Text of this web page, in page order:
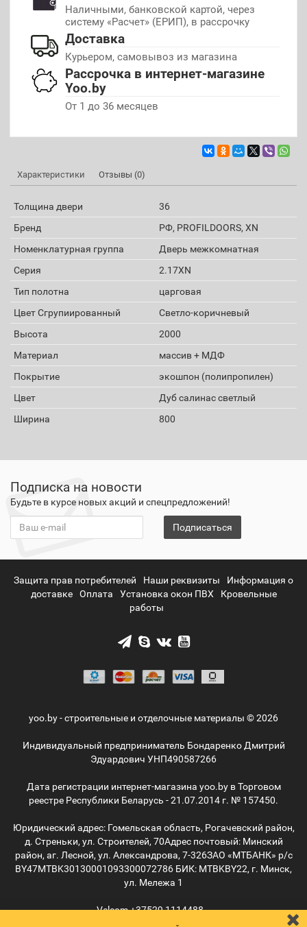
Наличными, банковской картой, через
систему «Расчет» (ЕРИП), в рассрочку
Доставка
Курьером, самовывоз из магазина
Рассрочка в интернет-магазине
Yoo.by
От 1 до 36 месяцев
Характеристики Отзывы (0)
Толщина двери
36
Бренд
РФ, PROFILDOORS, XN
Номенклатурная группа
Дверь межкомнатная
Серия
2.17XN
Тип полотна
царговая
Цвет Сгрупиированный
Светло-коричневый
Высота
2000
Материал
массив + МДФ
Покрытие
экошпон (полипропилен)
Цвет
Дуб салинас светлый
Ширина
800
Подписка на новости
Будьте в курсе новых акций и спецпредложений!
Подписаться
Защита прав потребителей Наши реквизиты
Информация о
доставке
Оплата Установка окон ПВХ
Кровельные
работы
yoo.by - строительные и отделочные материалы © 2026
Индивидуальный предприниматель Бондаренко Дмитрий
Эдуардович УНП490587266
Дата регистрации интернет-магазина yoo.by в Торговом
реестре Республики Беларусь - 21.07.2014 г. № 157450.
Юридический адрес: Гомельская область, Рогачевский район,
д. Стреньки, ул. Строителей, 70Адрес почтовый: Минский
район, аг. Лесной, ул. Александрова, 7-326ЗАО «МТБАНК» р/с
BY47MTBK30130001093300072786 БИК: MTBKBY22, г. Минск,
ул. Мележа 1
Velcom+375291114488
5055515